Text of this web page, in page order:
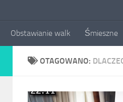
Obstawianie walk Śmieszne
OTAGOWANO: